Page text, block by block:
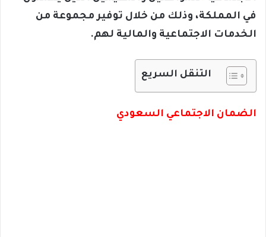
في المملكة، وذلك من خلال توفير مجموعة من
الخدمات الاجتماعية والمالية لهم.
التنقل السريع
الضمان الاجتماعي السعودي